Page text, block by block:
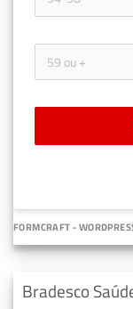
FORMCRAFT -
Bradesco